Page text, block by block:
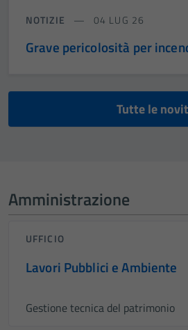
NOTIZIE 04 LUG 26
Grave pericolosità per
Tutte le
Amministrazione
UFFICIO
Lavori Pubblici e Ambiente
Gestione tecnica del patrimonio